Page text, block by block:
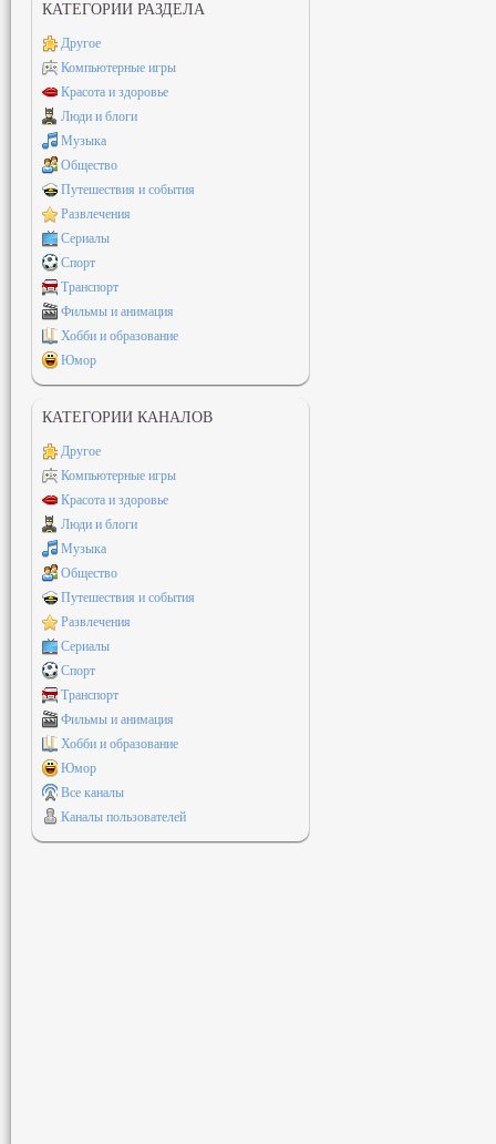
КАТЕГОРИИ РАЗДЕЛА
Другое
Компьютерные игры
Красота и здоровье
Люди и блоги
Музыка
Общество
Путешествия и события
Развлечения
Сериалы
Спорт
Транспорт
Фильмы и анимация
Хобби и образование
Юмор
КАТЕГОРИИ КАНАЛОВ
Другое
Компьютерные игры
Красота и здоровье
Люди и блоги
Музыка
Общество
Путешествия и события
Развлечения
Сериалы
Спорт
Транспорт
Фильмы и анимация
Хобби и образование
Юмор
Все каналы
Каналы пользователей